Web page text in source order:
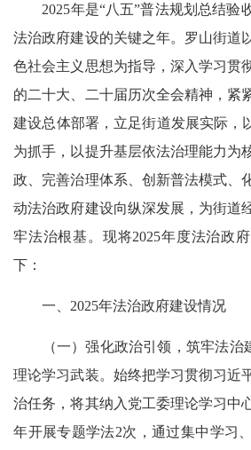
2025年是“八五”普法规划总结验
法治政府建设的关键之年。罗山街道
色社会主义思想为指导，深入学习贯
的二十大、二十届历次全会精神，紧
建设总体部署，立足街道发展实际，
为抓手，以提升基层依法治理能力为
政、完善治理体系、创新普法模式、
动法治政府建设向纵深发展，为街道
牢法治根基。现将2025年度法治政
下：
一、2025年法治政府建设情况
（一）强化政治引领，筑牢法治
理论学习武装。始终把学习贯彻习近
治任务，将其纳入党工委理论学习中
年开展专题学法2次，通过集中学习